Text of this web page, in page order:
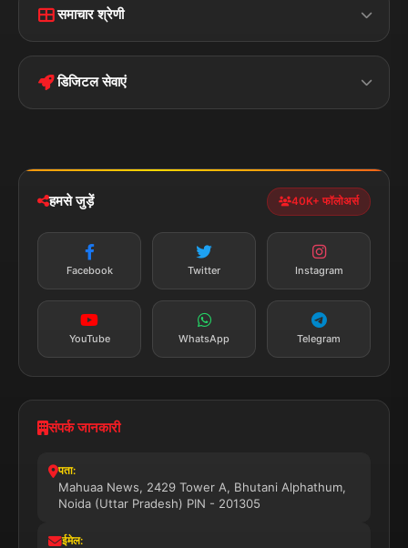
Disclaimer
Terms &
Privacy Policy
समाचार श्रेणी
पॉलिटिकल झारखण्ड
डिजिटल सेवाएं
न्यूज़ अलर्ट
सब्सक्राइब करें
हमसे जुड़ें 40K+ फॉलोअर्स
Facebook Twitter Instagram
YouTube WhatsApp Telegram
संपर्क जानकारी
पता:
Mahuaa News, 2429 Tower A, Bhutani Alphathum,
Noida (Uttar Pradesh) PIN - 201305
ईमेल: